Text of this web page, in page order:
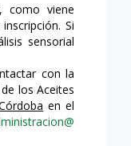
como viene
Si
sensorial
con la
los Aceites
en el